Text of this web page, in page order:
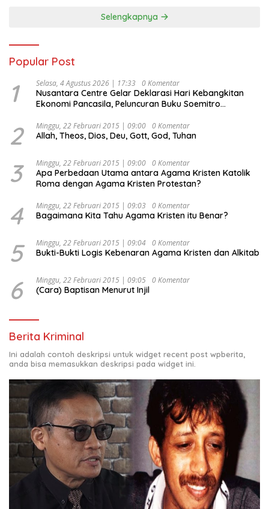
Selengkapnya
Popular Post
1 Selasa, 4 Agustus 2026 | 17:33 0 Komentar
Nusantara Centre Gelar Deklarasi Hari Kebangkitan
Ekonomi Pancasila, Peluncuran Buku Soemitro
Ekonomi Politik Indonesia) & Simposium Nasional
“Urgensi Undang-Undang Perekonomian Nasional dan
Indonesia Emas 2045”,
2 Minggu, 22 Februari 2015 | 09:00 0 Komentar
Allah, Theos, Dios, Deu, Gott, God, Tuhan
3 Minggu, 22 Februari 2015 | 09:00 0 Komentar
Apa Perbedaan Utama antara Agama Kristen Katolik
Roma dengan Agama Kristen Protestan?
4 Minggu, 22 Februari 2015 | 09:03 0 Komentar
Bagaimana Kita Tahu Agama Kristen itu Benar?
5 Minggu, 22 Februari 2015 | 09:04 0 Komentar
Bukti-Bukti Logis Kebenaran Agama Kristen dan Alkitab
6 Minggu, 22 Februari 2015 | 09:05 0 Komentar
(Cara) Baptisan Menurut Injil
Berita Kriminal
Ini adalah contoh deskripsi untuk widget recent post wpberita,
anda bisa memasukkan deskripsi pada widget ini.